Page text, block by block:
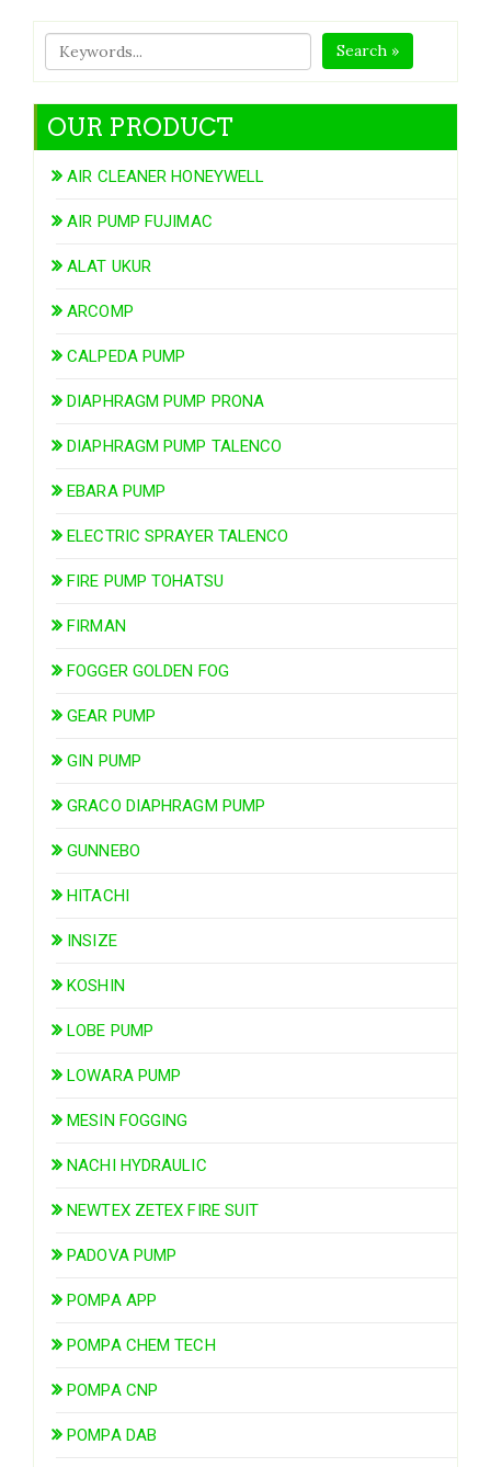
Search »
OUR PRODUCT
AIR CLEANER HONEYWELL
AIR PUMP FUJIMAC
ALAT UKUR
ARCOMP
CALPEDA PUMP
DIAPHRAGM PUMP PRONA
DIAPHRAGM PUMP TALENCO
EBARA PUMP
ELECTRIC SPRAYER TALENCO
FIRE PUMP TOHATSU
FIRMAN
FOGGER GOLDEN FOG
GEAR PUMP
GIN PUMP
GRACO DIAPHRAGM PUMP
GUNNEBO
HITACHI
INSIZE
KOSHIN
LOBE PUMP
LOWARA PUMP
MESIN FOGGING
NACHI HYDRAULIC
NEWTEX ZETEX FIRE SUIT
PADOVA PUMP
POMPA APP
POMPA CHEM TECH
POMPA CNP
POMPA DAB